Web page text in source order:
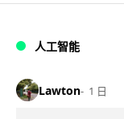
人工智能
Lawton 1 日